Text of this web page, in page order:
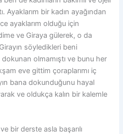
Ayaklarım bir kadın ayağından
ayaklarım olduğu için
ve Giraya gülerek, o da
söyledikleri beni
olmamıştı ve bunu her
eve gittim çoraplarımı iç
bana dokunduğunu hayal
ve oldukça kalın bir kalemle
bir derste asla başarılı